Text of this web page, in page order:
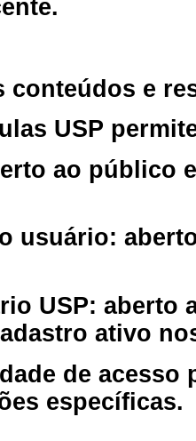
conteúdos e
USP
ao público
usuário:
USP: aberto
ativo
de
específicas.